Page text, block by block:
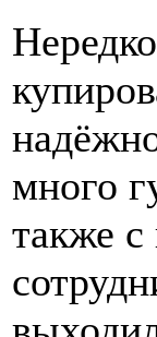
много
также